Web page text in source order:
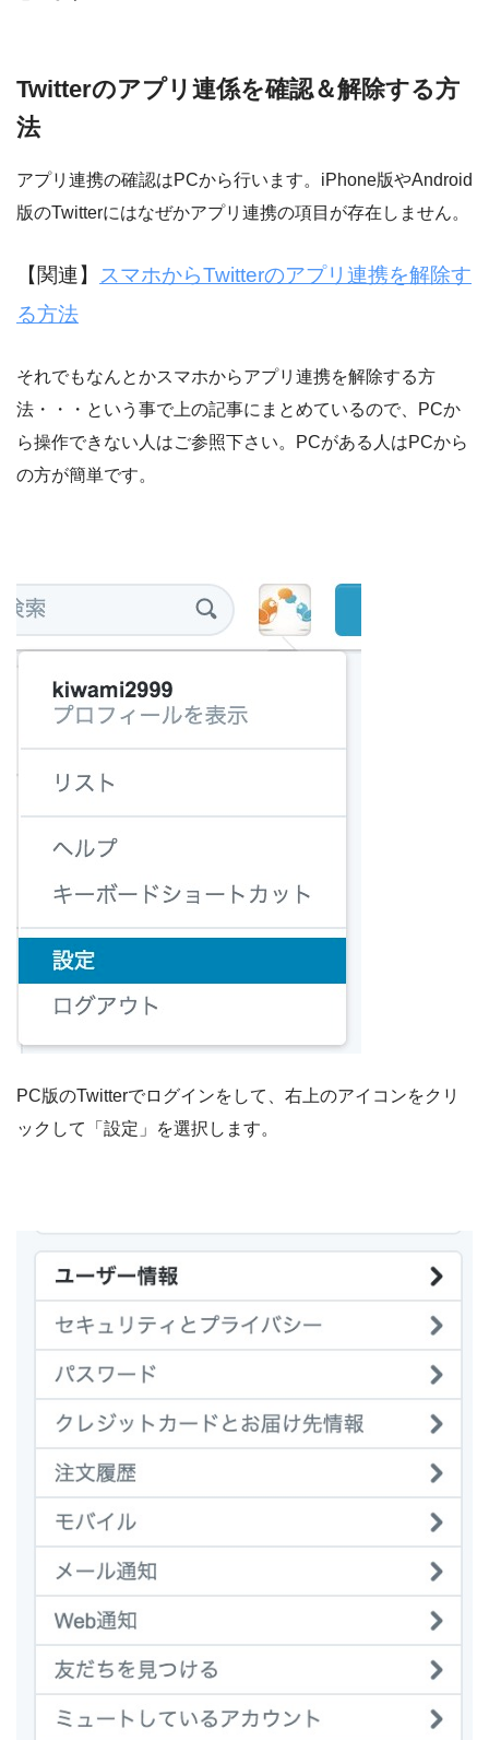
Twitterのアプリ連係を確認＆解除する方
法
アプリ連携の確認はPCから行います。iPhone版やAndroid
版のTwitterにはなぜかアプリ連携の項目が存在しません。
【関連】
スマホからTwitterのアプリ連携を解除す
る方法
それでもなんとかスマホからアプリ連携を解除する方
法・・・という事で上の記事にまとめているので、PCか
ら操作できない人はご参照下さい。PCがある人はPCから
の方が簡単です。
PC版のTwitterでログインをして、右上のアイコンをクリ
ックして「設定」を選択します。